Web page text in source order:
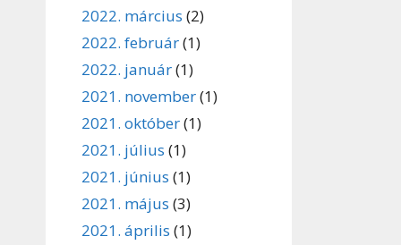
2022. március (2)
2022. február(1)
2022. január(1)
2021. november(1)
2021. október(1)
2021. július (1)
2021. június (1)
2021. május (3)
2021. április (1)